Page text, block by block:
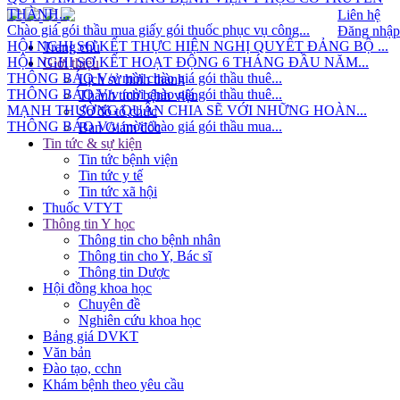
Liên hệ
Đăng nhập
Trang chủ
Giới thiệu
Lịch sử hình thành
Thành tích bệnh viện
Sơ đồ tổ chức
Ban Giám đốc
Tin tức & sự kiện
Tin tức bệnh viện
Tin tức y tế
Tin tức xã hội
Thuốc VTYT
Thông tin Y học
Thông tin cho bệnh nhân
Thông tin cho Y, Bác sĩ
Thông tin Dược
Hội đồng khoa học
Chuyên đề
Nghiên cứu khoa học
Bảng giá DVKT
Văn bản
Đào tạo, cchn
Khám bệnh theo yêu cầu
THÀNH...
Chào giá gói thầu mua giấy gói thuốc phục vụ công...
HỘI NGHỊ SƠ KẾT THỰC HIỆN NGHỊ QUYẾT ĐẢNG BỘ ...
HỘI NGHỊ SƠ KẾT HOẠT ĐỘNG 6 THÁNG ĐẦU NĂM...
THÔNG BÁO V/v mời chào giá gói thầu thuê...
THÔNG BÁO V/v mời chào giá gói thầu thuê...
MẠNH THƯỜNG QUÂN CHIA SẼ VỚI NHỮNG HOÀN...
THÔNG BÁO V/v mời chào giá gói thầu mua...